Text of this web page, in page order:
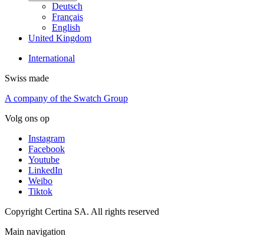
Deutsch
Français
English
United Kingdom
International
Swiss made
A company of the Swatch Group
Volg ons op
Instagram
Facebook
Youtube
LinkedIn
Weibo
Tiktok
Copyright Certina SA. All rights reserved
Main navigation